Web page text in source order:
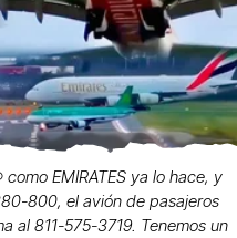
EMIRATES ya lo hace, y
800, el avión de pasajeros
al 811-575-3719. Tenemos un